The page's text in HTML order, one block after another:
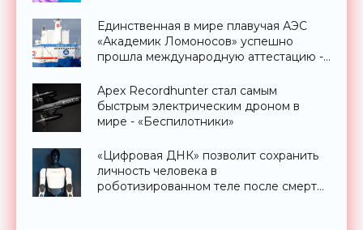
Единственная в мире плавучая АЭС
«Академик Ломоносов» успешно
прошла международную аттестацию -
Apex Recordhunter стал самым
быстрым электрическим дроном в
мире - «Беспилотники»
«Цифровая ДНК» позволит сохранить
личность человека в
роботизированном теле после смерти